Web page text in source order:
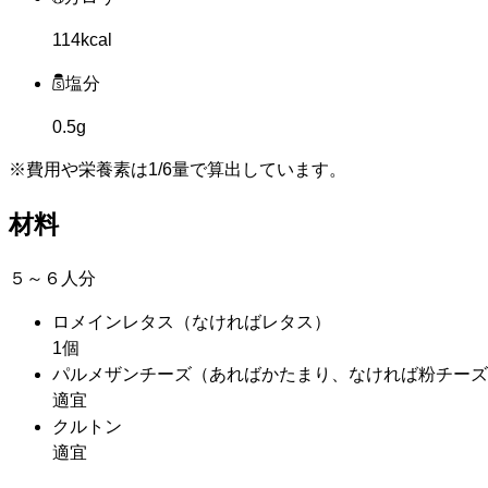
114kcal
塩分
0.5g
※費用や栄養素は1/6量で算出しています。
材料
５～６人分
ロメインレタス
（なければレタス）
1個
パルメザンチーズ （あればかたまり、なければ粉チー
適宜
クルトン
適宜